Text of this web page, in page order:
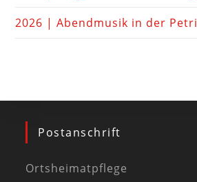
2026 | Abendmusik in der
Postanschrift
Ortsheimatpflege